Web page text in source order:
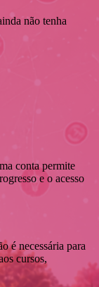
não tenha
conta permite
e o acesso
é necessária para
cursos,